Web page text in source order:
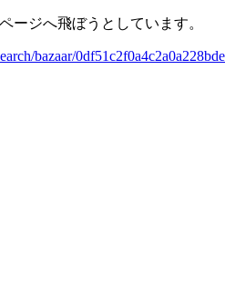
ージへ飛ぼうとしています。
bazaar/